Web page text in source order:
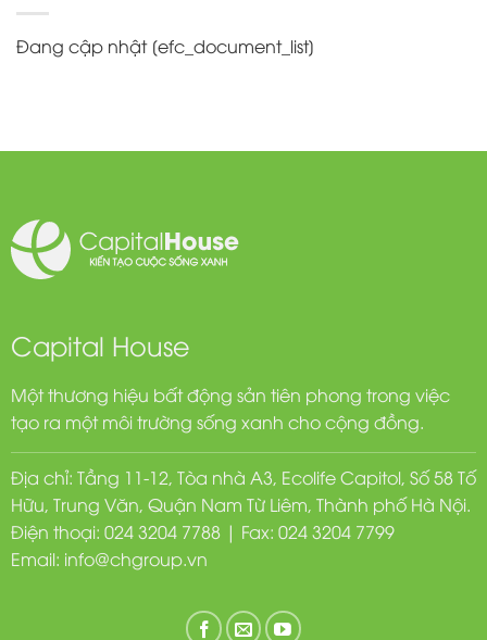
Đang cập nhật [efc_document_list]
Capital House
Một thương hiệu bất động sản tiên phong trong việc
tạo ra một môi trường sống xanh cho cộng đồng.
Địa chỉ: Tầng 11-12, Tòa nhà A3, Ecolife Capitol, Số 58 Tố
Hữu, Trung Văn, Quận Nam Từ Liêm, Thành phố Hà Nội.
Điện thoại: 024 3204 7788 | Fax: 024 3204 7799
Email: info@chgroup.vn